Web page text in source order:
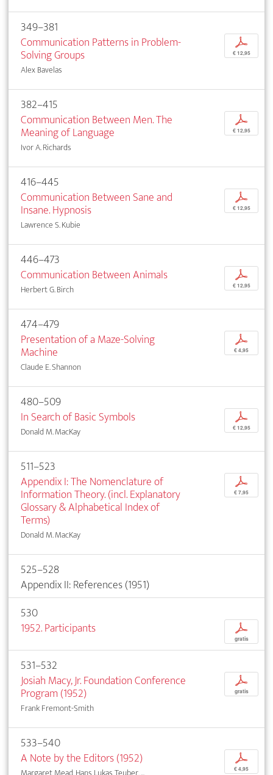
349–381
Communication Patterns in Problem-
Solving Groups
Alex Bavelas
p
€ 12,95
382–415
Communication Between Men. The
Meaning of Language
Ivor A. Richards
p
€ 12,95
416–445
Communication Between Sane and
Insane. Hypnosis
Lawrence S. Kubie
p
€ 12,95
446–473
Communication Between Animals
Herbert G. Birch
p
€ 12,95
474–479
Presentation of a Maze-Solving
Machine
Claude E. Shannon
p
€ 4,95
480–509
In Search of Basic Symbols
Donald M. MacKay
p
€ 12,95
511–523
Appendix I: The Nomenclature of
Information Theory. (incl. Explanatory
Glossary & Alphabetical Index of
Terms)
Donald M. MacKay
p
€ 7,95
525–528
Appendix II: References (1951)
530
1952. Participants
p
gratis
531–532
Josiah Macy, Jr. Foundation Conference
Program (1952)
Frank Fremont-Smith
p
gratis
533–540
A Note by the Editors (1952)
p
€ 4,95